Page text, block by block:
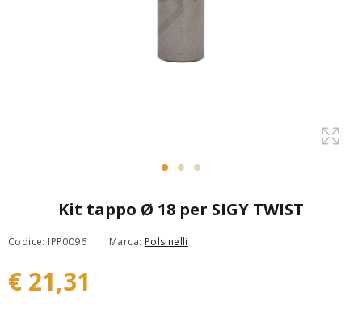
Kit tappo Ø 18 per SIGY TWIST
Codice: IPP0096 Marca: Polsinelli
€ 21,31